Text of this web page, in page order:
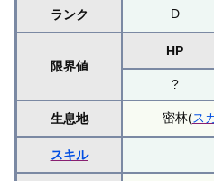
ランク D
限界値
HP
?
生息地 密林(ス
スキル